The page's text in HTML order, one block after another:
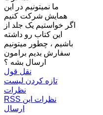
ما نمیتونیم در این
همایش شرکت کنیم
اگر خواستیم یک جلد از
این کتاب رو داشته
باشیم ، چطور میتونیم
سفارش بدیم برامون
ارسال بشه ؟
نقل قول
تازه کردن لیست
نظرات
RSS نظرات این
ارسال